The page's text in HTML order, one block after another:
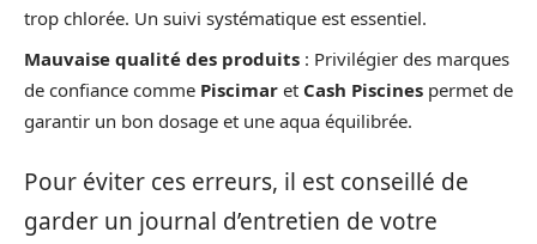
trop chlorée. Un suivi systématique est essentiel.
Mauvaise qualité des produits : Privilégier des marques
de confiance comme Piscimar et Cash Piscines permet de
garantir un bon dosage et une aqua équilibrée.
Pour éviter ces erreurs, il est conseillé de
garder un journal d’entretien de votre